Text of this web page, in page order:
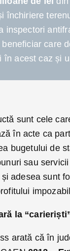
închiriere
inspectori
care
acest caz și
sunt cele
în acte ca
bugetului de
sau
adesea sunt
la
arată că în